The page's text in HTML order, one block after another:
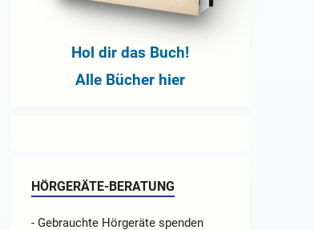
Hol dir das Buch!
Alle Bücher hier
HÖRGERÄTE-BERATUNG
- Gebrauchte Hörgeräte spenden